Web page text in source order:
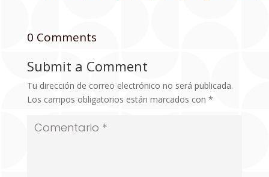
0 Comments
Submit a Comment
Tu dirección de correo electrónico no será publicada.
Los campos obligatorios están marcados con *